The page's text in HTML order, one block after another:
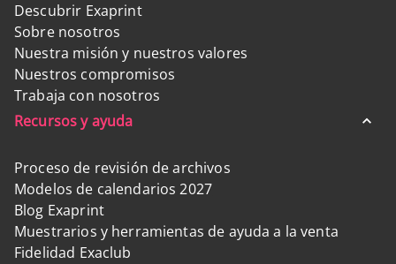
Descubrir Exaprint
Sobre nosotros
Nuestra misión y nuestros valores
Nuestros compromisos
Trabaja con nosotros
Recursos y ayuda
Proceso de revisión de archivos
Modelos de calendarios 2027
Blog Exaprint
Muestrarios y herramientas de ayuda a la venta
Fidelidad Exaclub